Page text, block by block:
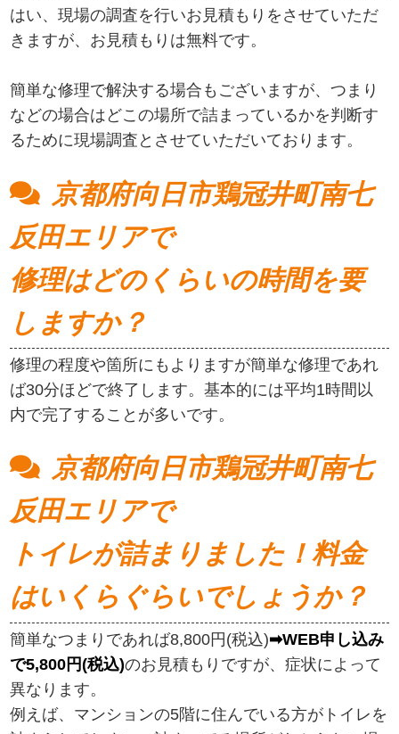
はい、現場の調査を行いお見積もりをさせていただ
きますが、お見積もりは無料です。
簡単な修理で解決する場合もございますが、つまり
などの場合はどこの場所で詰まっているかを判断す
るために現場調査とさせていただいております。
京都府向日市鶏冠井町南七
反田エリアで
修理はどのくらいの時間を要
しますか？
修理の程度や箇所にもよりますが簡単な修理であれ
ば30分ほどで終了します。基本的には平均1時間以
内で完了することが多いです。
京都府向日市鶏冠井町南七
反田エリアで
トイレが詰まりました！料金
はいくらぐらいでしょうか？
簡単なつまりであれば8,800円(税込)➡WEB申し込み
で5,800円(税込)のお見積もりですが、症状によって
異なります。
例えば、マンションの5階に住んでいる方がトイレを